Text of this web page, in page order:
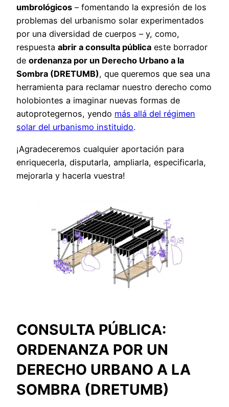
umbrológicos – fomentando la expresión de los
problemas del urbanismo solar experimentados
por una diversidad de cuerpos – y, como,
respuesta abrir a consulta pública este borrador
de ordenanza por un Derecho Urbano a la
Sombra (DRETUMB), que queremos que sea una
herramienta para reclamar nuestro derecho como
holobiontes a imaginar nuevas formas de
autoprotegernos, yendo más allá del régimen
solar del urbanismo instituido.
¡Agradeceremos cualquier aportación para
enriquecerla, disputarla, ampliarla, especificarla,
mejorarla y hacerla vuestra!
CONSULTA PÚBLICA:
ORDENANZA POR UN
DERECHO URBANO A LA
SOMBRA (DRETUMB)